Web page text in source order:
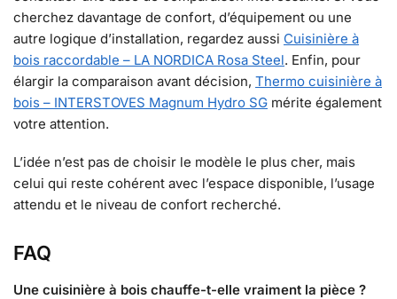
cherchez davantage de confort, d’équipement ou une
autre logique d’installation, regardez aussi Cuisinière à
bois raccordable – LA NORDICA Rosa Steel. Enfin, pour
élargir la comparaison avant décision, Thermo cuisinière à
bois – INTERSTOVES Magnum Hydro SG mérite également
votre attention.
L’idée n’est pas de choisir le modèle le plus cher, mais
celui qui reste cohérent avec l’espace disponible, l’usage
attendu et le niveau de confort recherché.
FAQ
Une cuisinière à bois chauffe-t-elle vraiment la pièce ?